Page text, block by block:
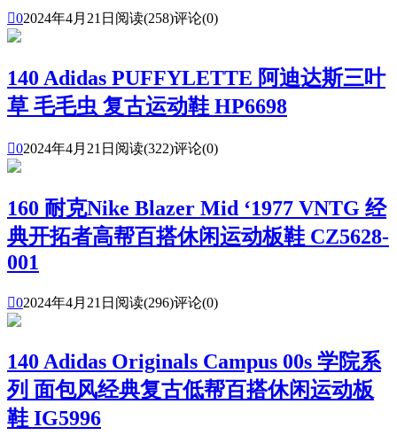
02024年4月21日 阅读(258)评论(0)
140 Adidas PUFFYLETTE 阿迪达斯三叶
草 毛毛虫 复古运动鞋 HP6698
02024年4月21日 阅读(322)评论(0)
160 耐克Nike Blazer Mid ‘1977 VNTG 经
典开拓者高帮百搭休闲运动板鞋 CZ5628-
001
02024年4月21日 阅读(296)评论(0)
140 Adidas Originals Campus 00s 学院系
列 面包风经典复古低帮百搭休闲运动板
鞋 IG5996